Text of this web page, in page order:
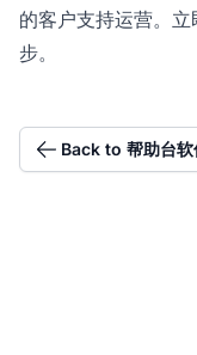
的客户支持运营。
步。
Back to 帮助台软